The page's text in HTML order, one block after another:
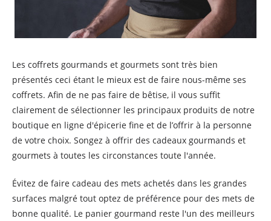
Les coffrets gourmands et gourmets sont très bien
présentés ceci étant le mieux est de faire nous-même ses
coffrets. Afin de ne pas faire de bêtise, il vous suffit
clairement de sélectionner les principaux produits de notre
boutique en ligne d'épicerie fine et de l’offrir à la personne
de votre choix. Songez à offrir des cadeaux gourmands et
gourmets à toutes les circonstances toute l'année.
Évitez de faire cadeau des mets achetés dans les grandes
surfaces malgré tout optez de préférence pour des mets de
bonne qualité. Le panier gourmand reste l'un des meilleurs